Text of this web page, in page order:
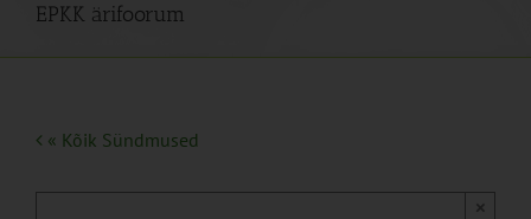
EPKK ärifoorum
« Kõik Sündmused
×